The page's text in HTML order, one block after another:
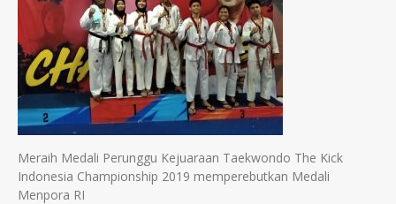
Meraih Medali Perunggu Kejuaraan Taekwondo The Kick
Indonesia Championship 2019 memperebutkan Medali
Menpora RI